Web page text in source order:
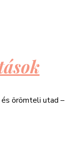
örömteli utad –